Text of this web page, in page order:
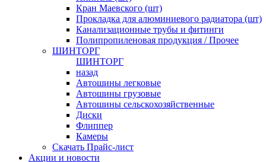
Кран Маевского (шт)
Прокладка для алюминиевого радиатора (шт)
Канализационные трубы и фитинги
Полипропиленовая продукция / Прочее
ШИНТОРГ
ШИНТОРГ
назад
Автошины легковые
Автошины грузовые
Автошины сельскохозяйственные
Диски
Флиппер
Камеры
Скачать Прайс-лист
Акции и новости